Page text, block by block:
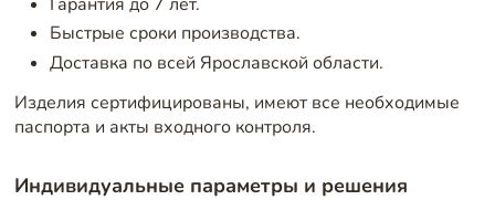
Быстрые сроки производства.
Доставка по всей Ярославской области.
Изделия сертифицированы, имеют все необходимые
паспорта и акты входного контроля.
Индивидуальные параметры и решения